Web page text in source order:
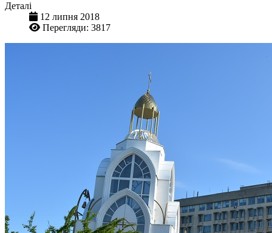
Деталі
12 липня 2018
Перегляди: 3817